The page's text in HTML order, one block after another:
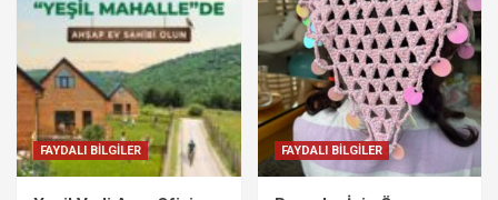
FAYDALI BİLGİLER FAYDALI BİLGİLER